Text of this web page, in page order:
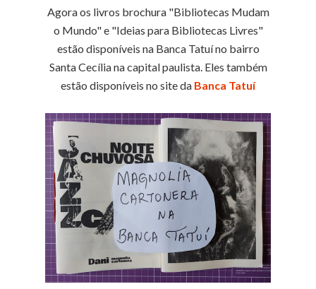
Agora os livros brochura "Bibliotecas Mudam
o Mundo" e "Ideias para Bibliotecas Livres"
estão disponíveis na Banca Tatuí no bairro
Santa Cecília na capital paulista. Eles também
estão disponíveis no site da Banca Tatuí